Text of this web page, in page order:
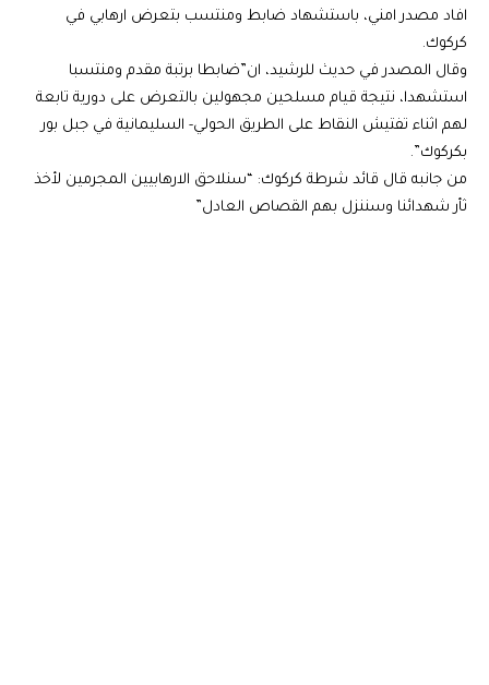
افاد مصدر امني، باستشهاد ضابط ومنتسب بتعرض ارهابي في
كركوك.
وقال المصدر في حديث للرشيد، ان”ضابطا برتبة مقدم ومنتسبا
استشهدا، نتيجة قيام مسلحين مجهولين بالتعرض على دورية تابعة
لهم اثناء تفتيش النقاط على الطريق الحولي- السليمانية في جبل بور
بكركوك”.
من جانبه قال قائد شرطة كركوك: “سنلاحق الارهابيين المجرمين لأخذ
ثأر شهدائنا وسننزل بهم القصاص العادل”